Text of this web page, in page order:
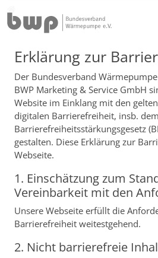
Erklärung zur
Der Bundesverband
BWP Marketing & Service GmbH
Website im Einklang mit den
digitalen Barrierefreiheit, insb. dem
Barrierefreiheitsstärkungsgesetz
gestalten. Diese Erklärung zur
Webseite.
1. Einschätzung zum
Vereinbarkeit mit den
Unsere Webseite erfüllt die
Barrierefreiheit weitestgehend.
2. Nicht barrierefreie